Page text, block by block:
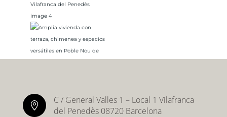

C / General Valles 1 – Local 1 Vilafranca
del Penedès 08720 Barcelona